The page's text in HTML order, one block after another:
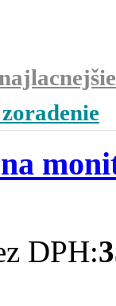
DPH: